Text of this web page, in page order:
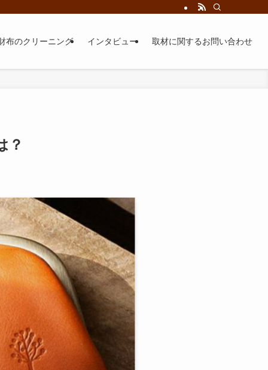
布のクリーニング インタビュー 取材に関するお問い合わせ
？